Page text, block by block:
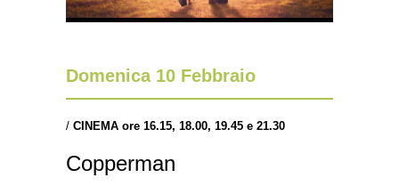
Domenica 10 Febbraio
/ CINEMA ore 16.15, 18.00, 19.45 e 21.30
Copperman